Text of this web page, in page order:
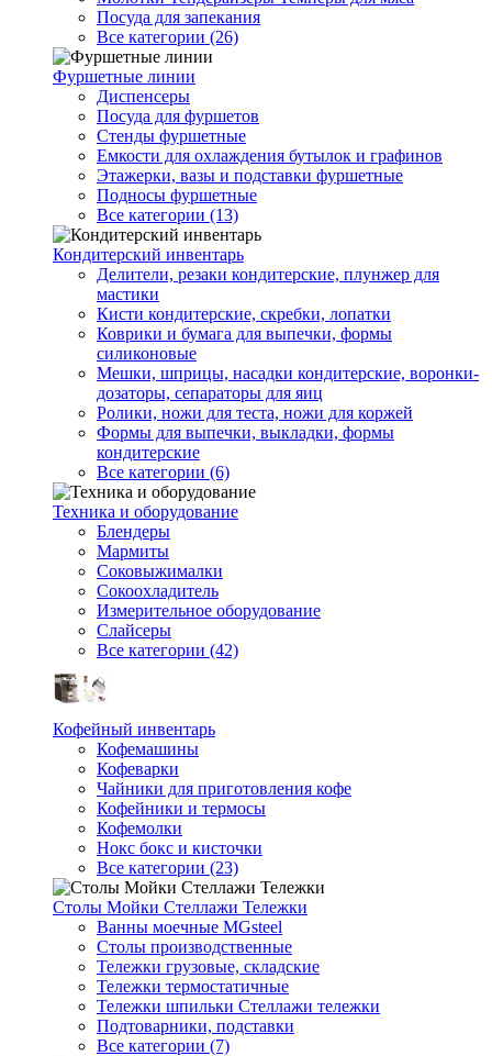
Посуда для запекания
Все категории (26)
Фуршетные линии
Диспенсеры
Посуда для фуршетов
Стенды фуршетные
Емкости для охлаждения бутылок и графинов
Этажерки, вазы и подставки фуршетные
Подносы фуршетные
Все категории (13)
Кондитерский инвентарь
Делители, резаки кондитерские, плунжер для
мастики
Кисти кондитерские, скребки, лопатки
Коврики и бумага для выпечки, формы
силиконовые
Мешки, шприцы, насадки кондитерские, воронки-
дозаторы, сепараторы для яиц
Ролики, ножи для теста, ножи для коржей
Формы для выпечки, выкладки, формы
кондитерские
Все категории (6)
Техника и оборудование
Блендеры
Мармиты
Соковыжималки
Сокоохладитель
Измерительное оборудование
Слайсеры
Все категории (42)
Кофейный инвентарь
Кофемашины
Кофеварки
Чайники для приготовления кофе
Кофейники и термосы
Кофемолки
Нокс бокс и кисточки
Все категории (23)
Столы Мойки Стеллажи Тележки
Ванны моечные MGsteel
Столы производственные
Тележки грузовые, складские
Тележки термостатичные
Тележки шпильки Стеллажи тележки
Подтоварники, подставки
Все категории (7)